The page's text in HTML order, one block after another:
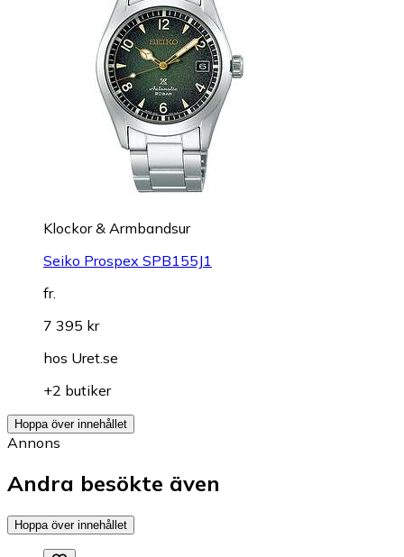
Klockor & Armbandsur
Seiko Prospex SPB155J1
fr.
7 395 kr
hos Uret.se
+2 butiker
Hoppa över innehållet
Annons
Andra besökte även
Hoppa över innehållet